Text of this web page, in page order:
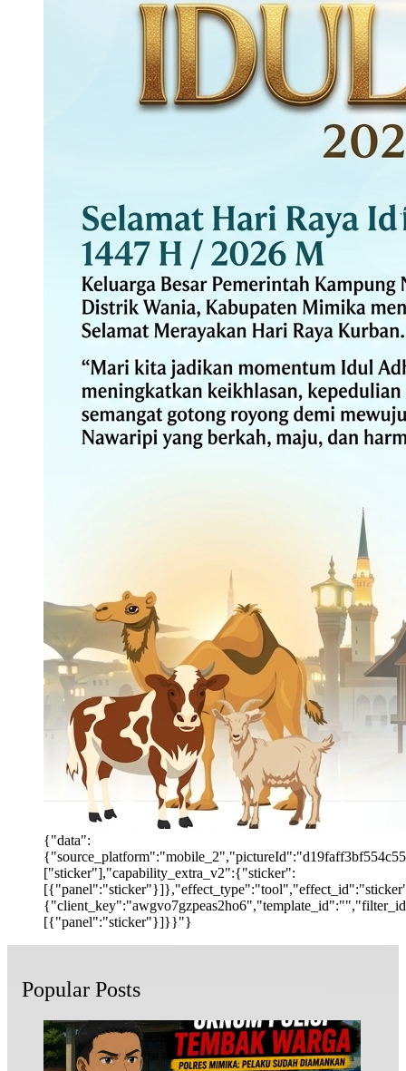
{"data":
["sticker"],"capability_extra_v2":{"sticker":
[{"panel":"sticker"}]}}"}
Popular Posts